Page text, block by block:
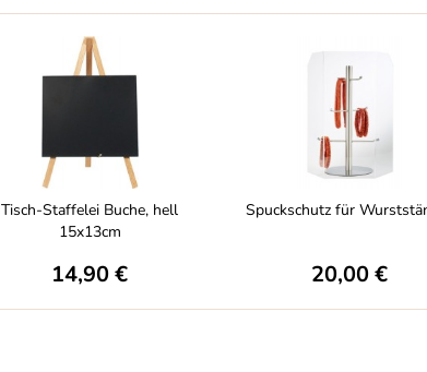
Tisch-Staffelei Buche, hell
15x13cm
14,90 €
Spuckschutz für
20,00 €